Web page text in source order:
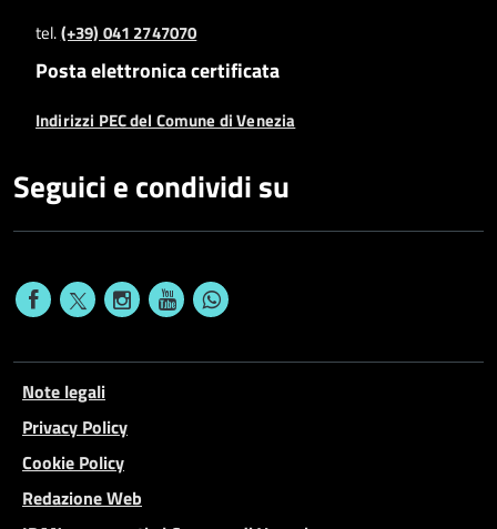
tel.(+39) 041 2747070
Posta elettronica certificata
Indirizzi PEC del Comune di Venezia
Seguici e condividi su
Note legali
Privacy Policy
Cookie Policy
Redazione Web